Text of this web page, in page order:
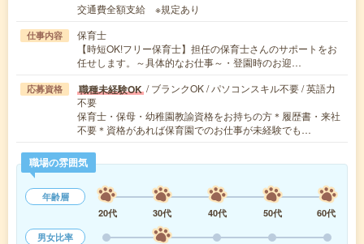
交通費全額支給 ※規定あり
仕事内容
保育士
【時短OK!フリー保育士】担任の保育士さんのサポートをお
任せします。～具体的なお仕事～・登園時のお迎…
応募資格 職種未経験OK / ブランクOK / パソコンスキル不要 / 英語力
不要
保育士・保母・幼稚園教諭資格をお持ちの方＊履歴書・来社
不要＊資格があれば保育園でのお仕事が未経験でも…
職場の雰囲気
年齢層
20代
30代 40代 50代
60代
男女比率